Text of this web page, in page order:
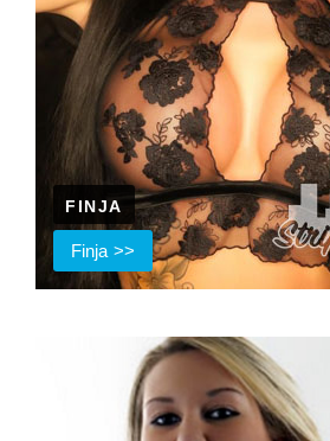
FINJA
Finja